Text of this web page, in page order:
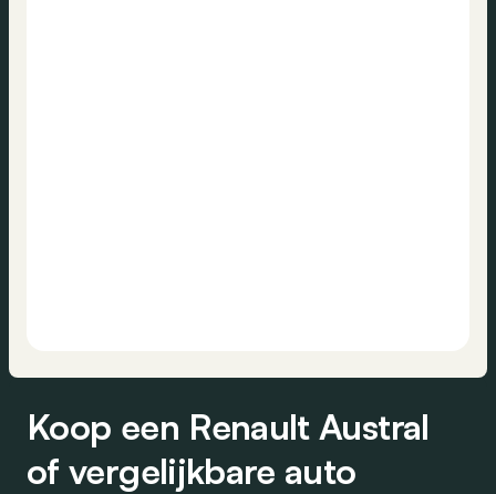
Koop een Renault Austral
of vergelijkbare auto